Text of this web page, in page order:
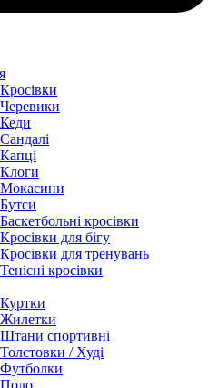
Кросівки
Черевики
Кеди
Сандалі
Капці
Клоги
Мокасини
Бутси
Баскетбольні кросівки
Кросівки для бігу
Кросівки для тренувань
Тенісні кросівки
Куртки
Жилетки
Штани спортивні
Толстовки / Худі
Футболки
Поло